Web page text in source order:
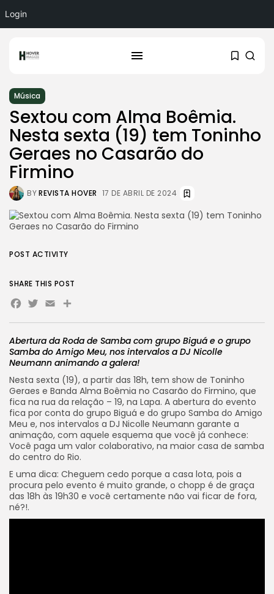
Login
Música
Sextou com Alma Boêmia.
Nesta sexta (19) tem Toninho
Geraes no Casarão do
Firmino
BYREVISTA HOVER 17 DE ABRIL DE 2024
Abertura da Roda de Samba com grupo Biguá e o grupo
Samba do Amigo Meu, nos intervalos a DJ Nicolle
Neumann animando a galera!
Nesta sexta (19), a partir das 18h, tem show de Toninho
Geraes e Banda Alma Boêmia no Casarão do Firmino, que
fica na rua da relação – 19, na Lapa. A abertura do evento
fica por conta do grupo Biguá e do grupo Samba do Amigo
Meu e, nos intervalos a DJ Nicolle Neumann garante a
animação, com aquele esquema que você já conhece:
Você paga um valor colaborativo, na maior casa de samba
do centro do Rio.
E uma dica: Cheguem cedo porque a casa lota, pois a
procura pelo evento é muito grande, o chopp é de graça
das 18h às 19h30 e você certamente não vai ficar de fora,
né?!.
POST ACTIVITY
SHARE THIS POST
Facebook
Twitter
EmailShare